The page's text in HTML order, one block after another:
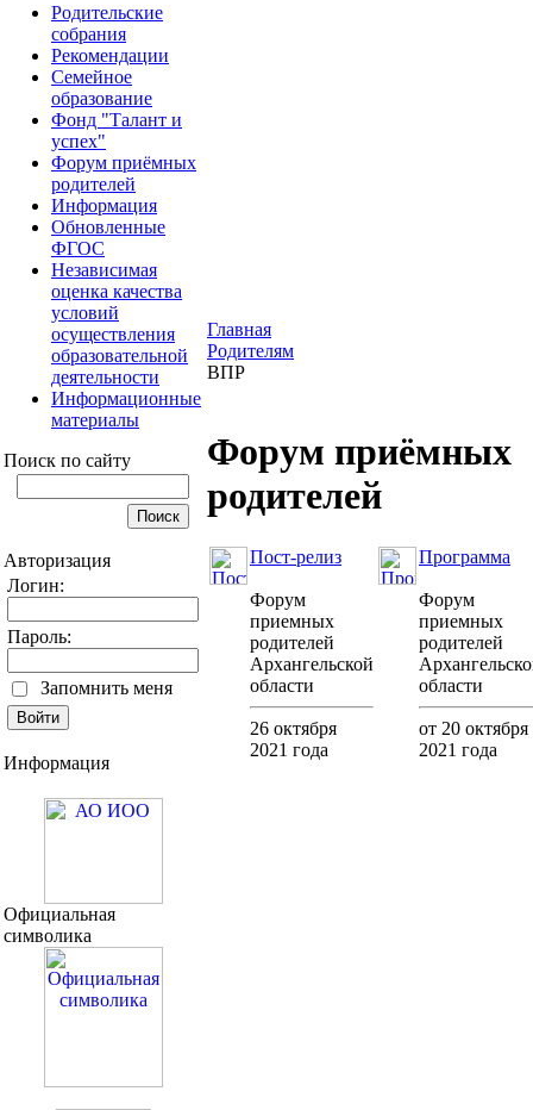
Родительские
собрания
Рекомендации
Семейное
образование
Фонд "Талант и
успех"
Форум приёмных
родителей
Информация
Обновленные
ФГОС
Независимая
оценка качества
условий
осуществления
образовательной
деятельности
Информационные
материалы
Поиск по сайту
Авторизация
Логин:
Пароль:
Запомнить меня
Информация
Официальная
символика
Главная
Родителям
ВПР
Форум приёмных
родителей
Пост-релиз
Форум
приемных
родителей
Архангельской
области
26 октября
2021 года
Программа
Форум
приемных
родителей
области
от 20 октября
2021 года